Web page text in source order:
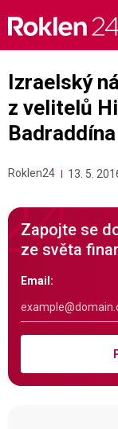
content
Izraelský
z velitelů
Badraddína
Roklen24 13. 5.
Zapojte se
ze světa
Email: